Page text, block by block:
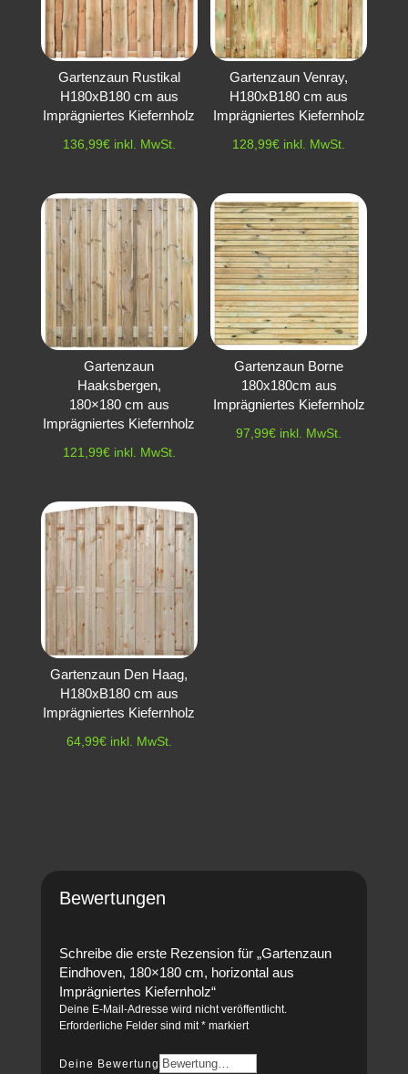
Gartenzaun Rustikal
H180xB180 cm aus
Imprägniertes Kiefernholz
136,99€ inkl. MwSt.
Gartenzaun Venray,
H180xB180 cm aus
Imprägniertes Kiefernholz
128,99€ inkl. MwSt.
Gartenzaun
Haaksbergen,
180×180 cm aus
Imprägniertes Kiefernholz
121,99€ inkl. MwSt.
Gartenzaun Borne
180x180cm aus
Imprägniertes Kiefernholz
97,99€ inkl. MwSt.
Gartenzaun Den Haag,
H180xB180 cm aus
Imprägniertes Kiefernholz
64,99€ inkl. MwSt.
Bewertungen
Schreibe die erste Rezension für „Gartenzaun
Eindhoven, 180×180 cm, horizontal aus
Imprägniertes Kiefernholz“
Deine E-Mail-Adresse wird nicht veröffentlicht.
Erforderliche Felder sind mit*markiert
Deine Bewertung